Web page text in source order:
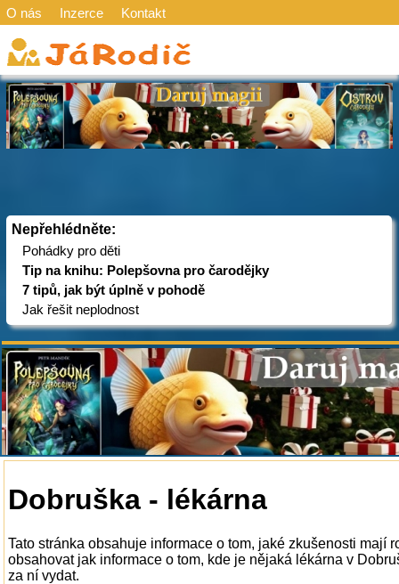
O nás Inzerce Kontakt
Nepřehlédněte:
Pohádky pro děti
Tip na knihu: Polepšovna pro čarodějky
7 tipů, jak být úplně v pohodě
Jak řešit neplodnost
Dobruška - lékárna
Tato stránka obsahuje informace o tom, jaké zkušenosti mají
obsahovat jak informace o tom, kde je nějaká lékárna v
za ní vydat.